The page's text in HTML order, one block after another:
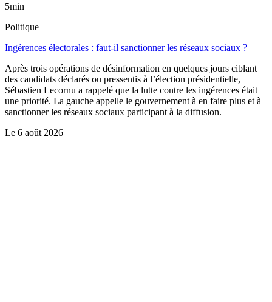
5min
Politique
Ingérences électorales : faut-il sanctionner les réseaux sociaux ?
Après trois opérations de désinformation en quelques jours ciblant
des candidats déclarés ou pressentis à l’élection présidentielle,
Sébastien Lecornu a rappelé que la lutte contre les ingérences était
une priorité. La gauche appelle le gouvernement à en faire plus et à
sanctionner les réseaux sociaux participant à la diffusion.
Le 6 août 2026